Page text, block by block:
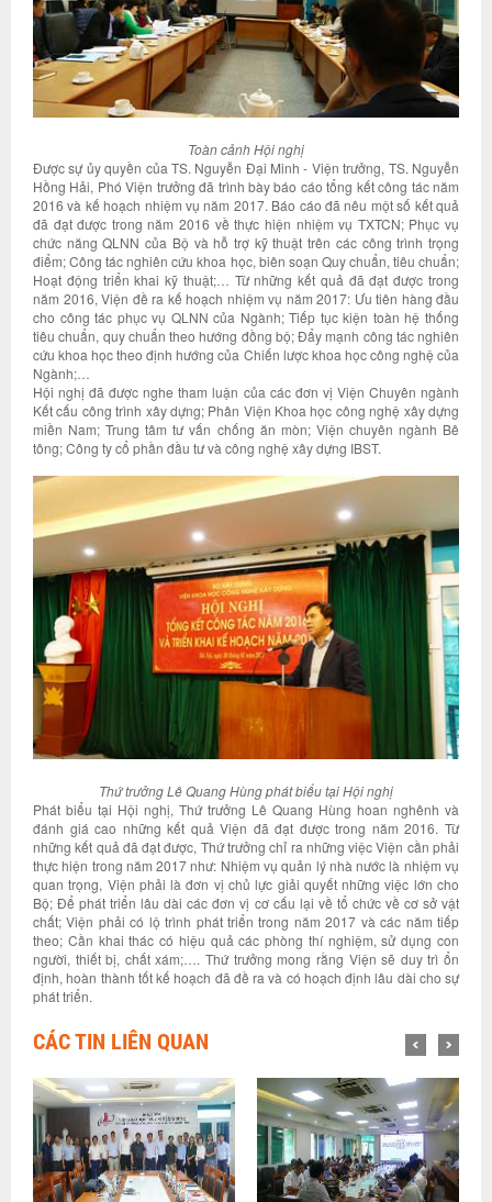
Toàn cảnh Hội nghị
Được sự ủy quyền của TS. Nguyễn Đại Minh - Viện trưởng, TS. Nguyễn
Hồng Hải, Phó Viện trưởng đã trình bày báo cáo tổng kết công tác năm
2016 và kế hoạch nhiệm vụ năm 2017. Báo cáo đã nêu một số kết quả
đã đạt được trong năm 2016 về thực hiện nhiệm vụ TXTCN; Phục vụ
chức năng QLNN của Bộ và hỗ trợ kỹ thuật trên các công trình trọng
điểm; Công tác nghiên cứu khoa học, biên soạn Quy chuẩn, tiêu chuẩn;
Hoạt động triển khai kỹ thuật;… Từ những kết quả đã đạt được trong
năm 2016, Viện đề ra kế hoạch nhiệm vụ năm 2017: Ưu tiên hàng đầu
cho công tác phục vụ QLNN của Ngành; Tiếp tục kiện toàn hệ thống
tiêu chuẩn, quy chuẩn theo hướng đồng bộ; Đẩy mạnh công tác nghiên
cứu khoa học theo định hướng của Chiến lược khoa học công nghệ của
Ngành;…
Hội nghị đã được nghe tham luận của các đơn vị Viện Chuyên ngành
Kết cấu công trình xây dựng; Phân Viện Khoa học công nghệ xây dựng
miền Nam; Trung tâm tư vấn chống ăn mòn; Viện chuyên ngành Bê
tông; Công ty cổ phần đầu tư và công nghệ xây dựng IBST.
Thứ trưởng Lê Quang Hùng phát biểu tại Hội nghị
Phát biểu tại Hội nghị, Thứ trưởng Lê Quang Hùng hoan nghênh và
đánh giá cao những kết quả Viện đã đạt được trong năm 2016. Từ
những kết quả đã đạt được, Thứ trưởng chỉ ra những việc Viện cần phải
thực hiện trong năm 2017 như: Nhiệm vụ quản lý nhà nước là nhiệm vụ
quan trọng, Viện phải là đơn vị chủ lực giải quyết những việc lớn cho
Bộ; Để phát triển lâu dài các đơn vị cơ cấu lại về tổ chức về cơ sở vật
chất; Viện phải có lộ trình phát triển trong năm 2017 và các năm tiếp
theo; Cần khai thác có hiệu quả các phòng thí nghiệm, sử dụng con
người, thiết bị, chất xám;…. Thứ trưởng mong rằng Viện sẽ duy trì ổn
định, hoàn thành tốt kế hoạch đã đề ra và có hoạch định lâu dài cho sự
phát triển.
CÁC TIN LIÊN QUAN